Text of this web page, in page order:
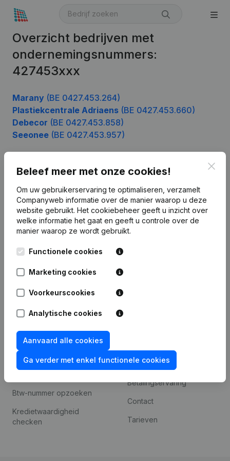
Overzicht bedrijven met
ondernemingsnummers:
427453xxx
Marany (BE 0427.453.264)
Plastiekcentrale Adriaens (BE 0427.453.660)
Debecor (BE 0427.453.858)
Seeonee (BE 0427.453.957)
Beleef meer met onze cookies!
Om uw gebruikerservaring te optimaliseren, verzamelt
Companyweb informatie over de manier waarop u deze
website gebruikt. Het cookiebeheer geeft u inzicht over
welke informatie het gaat en geeft u controle over de
manier waarop ze wordt gebruikt.
Functionele cookies
Marketing cookies
Voorkeurscookies
Analytische cookies
Aanvaard alle cookies
Ga verder met enkel functionele cookies
Nederlands
Kantorenpark Everest
248D,
Product
Bedrijfsinformatie
Monitoring
Internationaal zoeken
Compliance &
fraudepreventie
Btw-nummer opzoeken
Kredietwaardigheid
checken
Integraties op maat
Betalingservaring
Contact
Tarieven